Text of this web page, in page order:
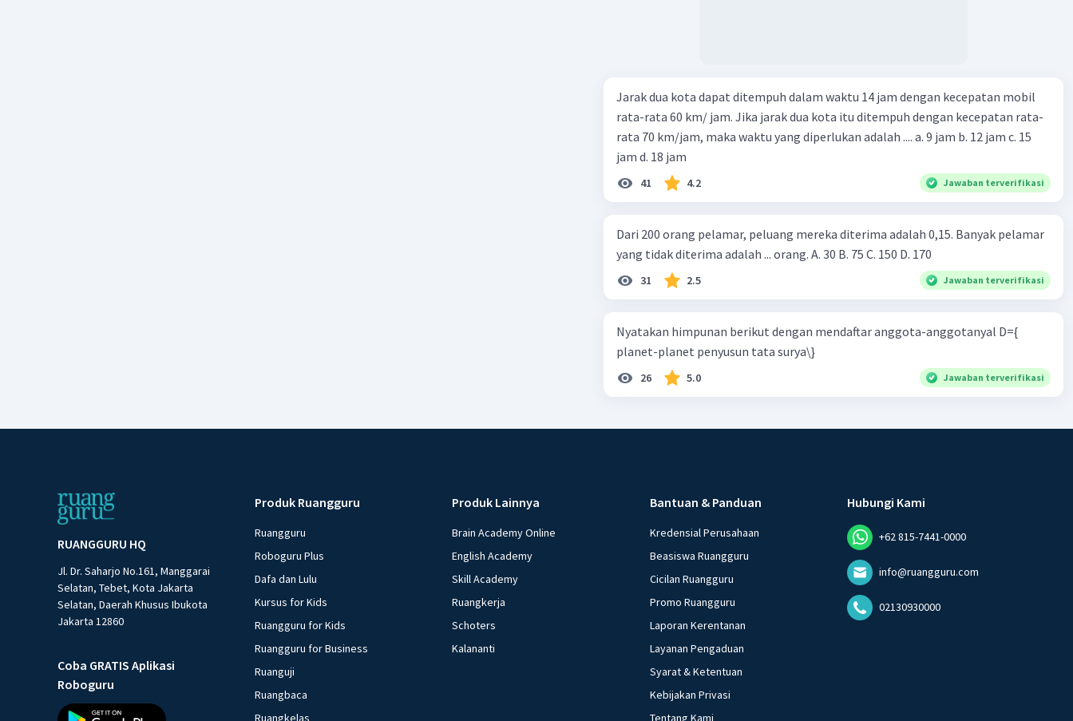
Jarak dua kota dapat ditempuh dalam waktu 14 jam dengan kecepatan mobil
rata-rata 60 km/ jam. Jika jarak dua kota itu ditempuh dengan kecepatan rata-
rata 70 km/jam, maka waktu yang diperlukan adalah .... a. 9 jam b. 12 jam c. 15
jam d. 18 jam
41 4.2 Jawaban terverifikasi
Dari 200 orang pelamar, peluang mereka diterima adalah 0,15. Banyak pelamar
yang tidak diterima adalah ... orang. A. 30 B. 75 C. 150 D. 170
31 2.5 Jawaban terverifikasi
Nyatakan himpunan berikut dengan mendaftar anggota-anggotanyal D={
planet-planet penyusun tata surya\}
26 5.0 Jawaban terverifikasi
RUANGGURU HQ
Jl. Dr. Saharjo No.161, Manggarai
Selatan, Tebet, Kota Jakarta
Selatan, Daerah Khusus Ibukota
Jakarta 12860
Coba GRATIS Aplikasi
Roboguru
Produk Ruangguru
Ruangguru
Roboguru Plus
Dafa dan Lulu
Kursus for Kids
Ruangguru for Kids
Ruangguru for Business
Ruanguji
Ruangbaca
Ruangkelas
Produk Lainnya
Brain Academy Online
English Academy
Skill Academy
Ruangkerja
Schoters
Kalananti
Bantuan & Panduan
Kredensial Perusahaan
Beasiswa Ruangguru
Cicilan Ruangguru
Promo Ruangguru
Laporan Kerentanan
Layanan Pengaduan
Syarat & Ketentuan
Kebijakan Privasi
Tentang Kami
Hubungi Kami
+62 815-7441-0000
info@ruangguru.com
02130930000